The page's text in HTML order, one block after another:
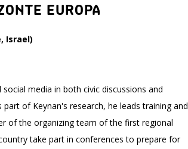
EUROPA
Israel)
media in both civic discussions and
of Keynan's research, he leads training and
of the organizing team of the first regional
take part in conferences to prepare for